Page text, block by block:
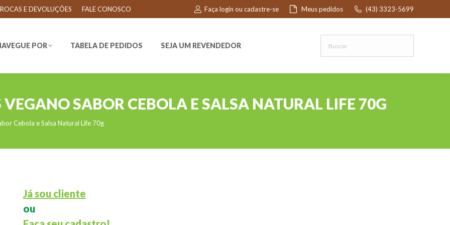
E DEVOLUÇÕES FALE CONOSCO Faça login ou cadastre-se Meus pedidos (43) 3323-5699
POR TABELA DE PEDIDOS SEJA UM REVENDEDOR
SABOR CEBOLA E SALSA NATURAL LIFE 70G
Cebola e Salsa Natural Life 70g
Já sou cliente
ou
POR TABELA DE PEDIDOS SEJA UM REVENDEDOR